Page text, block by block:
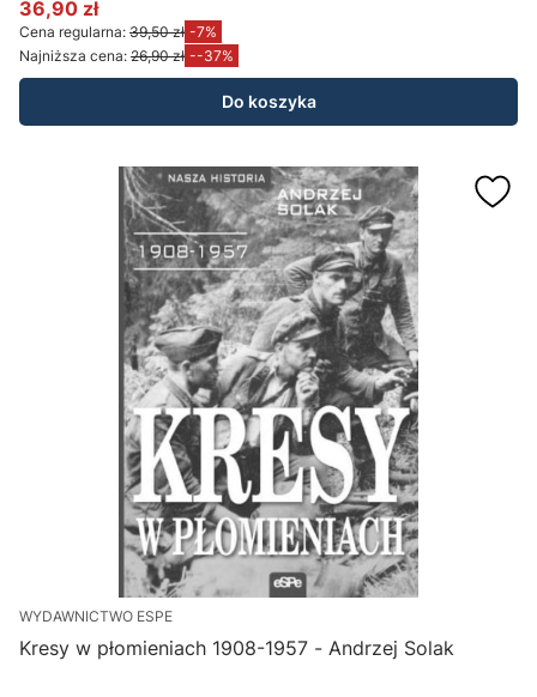
Cena promocyjna
36,90 zł
Cena regularna: 39,50 zł -7%
Najniższa cena: 26,90 zł --37%
Do koszyka
WYDAWNICTWO ESPE
Kresy w płomieniach 1908-1957 - Andrzej Solak